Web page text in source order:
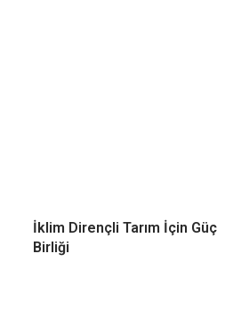
İklim Dirençli Tarım İçin Güç
Birliği